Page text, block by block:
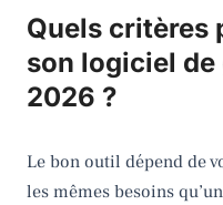
Quels critères
son logiciel de
2026 ?
Le bon outil dépend de
les mêmes besoins